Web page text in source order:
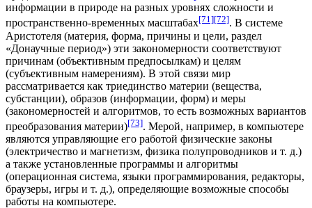
информации в природе на разных уровнях сложности и
пространственно-временных масштабах[71][72]. В системе
Аристотеля (материя, форма, причины и цели, раздел
«Донаучные период») эти закономерности соответствуют
причинам (объективным предпосылкам) и целям
(субъективным намерениям). В этой связи мир
рассматривается как триединство материи (вещества,
субстанции), образов (информации, форм) и меры
(закономерностей и алгоритмов, то есть возможных вариантов
преобразования материи)[73]. Мерой, например, в компьютере
являются управляющие его работой физические законы
(электричество и магнетизм, физика полупроводников и т. д.)
а также установленные программы и алгоритмы
(операционная система, языки программирования, редакторы,
браузеры, игры и т. д.), определяющие возможные способы
работы на компьютере.